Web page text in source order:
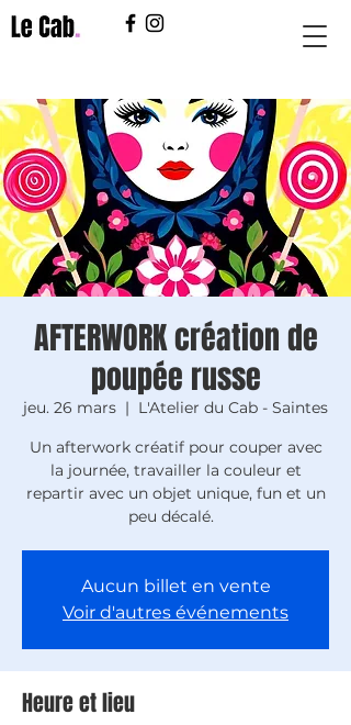
AFTERWORK création de
poupée russe
jeu. 26 mars
  |
L'Atelier du Cab - Saintes
Un afterwork créatif pour couper avec
la journée, travailler la couleur et
repartir avec un objet unique, fun et un
peu décalé.
Aucun billet en vente
Voir d'autres événements
Heure et lieu